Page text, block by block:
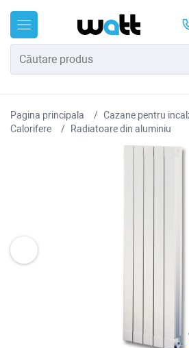
Pagina principala
Cazane pentru
Сalorifere
Radiatoare din aluminiu